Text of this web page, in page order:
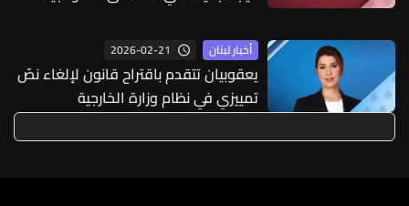
تصر على التحقق في اول منطقتين
أخبار لبنان 2026-02-21
يعقوبيان تتقدم باقتراح قانون لإلغاء نصّ
تمييزي في نظام وزارة الخارجية